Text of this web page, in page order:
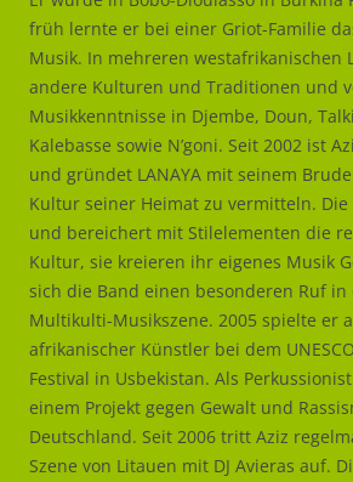
früh lernte er bei einer Griot-Familie
Musik. In mehreren westafrikanischen
andere Kulturen und Traditionen und
Musikkenntnisse in Djembe, Doun,
Kalebasse sowie N’goni. Seit 2002 ist
und gründet LANAYA mit seinem
Kultur seiner Heimat zu vermitteln.
und bereichert mit Stilelementen die
Kultur, sie kreieren ihr eigenes Musik
sich die Band einen besonderen Ruf
Multikulti-Musikszene. 2005 spielte er
afrikanischer Künstler bei dem
Festival in Usbekistan. Als
einem Projekt gegen Gewalt und
Deutschland. Seit 2006 tritt Aziz
Szene von Litauen mit DJ Avieras auf.